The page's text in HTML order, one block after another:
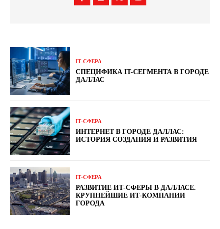
ІТ-СФЕРА
СПЕЦИФИКА IT-СЕГМЕНТА В ГОРОДЕ
ДАЛЛАС
ІТ-СФЕРА
ИНТЕРНЕТ В ГОРОДЕ ДАЛЛАС:
ИСТОРИЯ СОЗДАНИЯ И РАЗВИТИЯ
ІТ-СФЕРА
РАЗВИТИЕ ИТ-СФЕРЫ В ДАЛЛАСЕ.
КРУПНЕЙШИЕ ИТ-КОМПАНИИ
ГОРОДА